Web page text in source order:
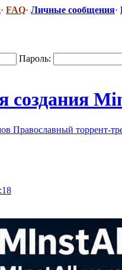
· FAQ· Личные сообщения·
Пароль:
создания
Православный торрент-